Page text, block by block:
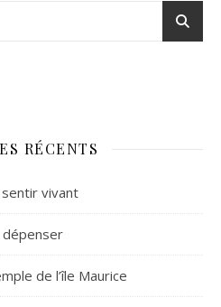
RÉCENTS
vivant
dépenser
de l’île Maurice